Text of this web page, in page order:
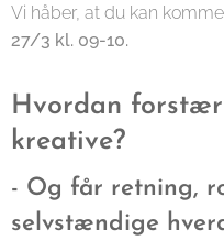
Vi håber, at du kan
27/3 kl. 09-10.
Hvordan
kreative?
- Og får retning,
selvstændige